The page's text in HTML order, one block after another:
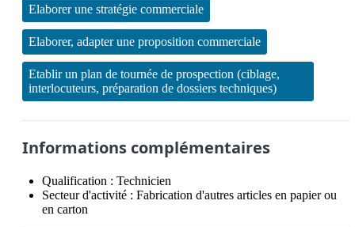
Elaborer une stratégie commerciale
Elaborer, adapter une proposition commerciale
Etablir un plan de tournée de prospection (ciblage,
interlocuteurs, préparation de dossiers techniques)
Informations complémentaires
Qualification : Technicien
Secteur d'activité : Fabrication d'autres articles en papier ou
en carton